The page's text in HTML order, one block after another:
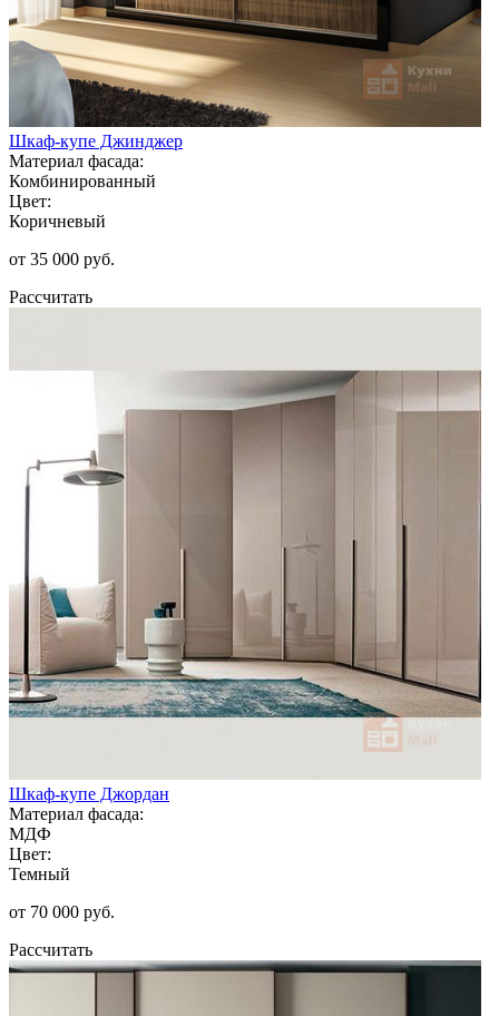
Шкаф-купе Джинджер
Материал фасада:
Комбинированный
Цвет:
Коричневый
от 35 000 руб.
Рассчитать
Шкаф-купе Джордан
Материал фасада:
МДФ
Цвет:
Темный
от 70 000 руб.
Рассчитать